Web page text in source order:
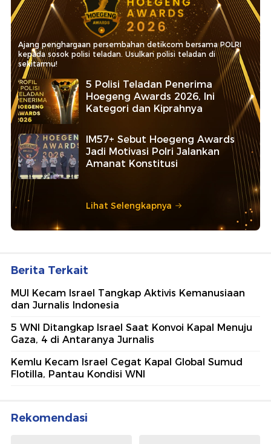
Ajang penghargaan persembahan detikcom bersama POLRI
kepada sosok polisi teladan. Usulkan polisi teladan di
sekitarmu!
5 Polisi Teladan Penerima
Hoegeng Awards 2026, Ini
Kategori dan Kiprahnya
IM57+ Sebut Hoegeng Awards
Jadi Motivasi Polri Jalankan
Amanat Konstitusi
Lihat Selengkapnya
Berita Terkait
MUI Kecam Israel Tangkap Aktivis Kemanusiaan
dan Jurnalis Indonesia
5 WNI Ditangkap Israel Saat Konvoi Kapal Menuju
Gaza, 4 di Antaranya Jurnalis
Kemlu Kecam Israel Cegat Kapal Global Sumud
Flotilla, Pantau Kondisi WNI
Rekomendasi